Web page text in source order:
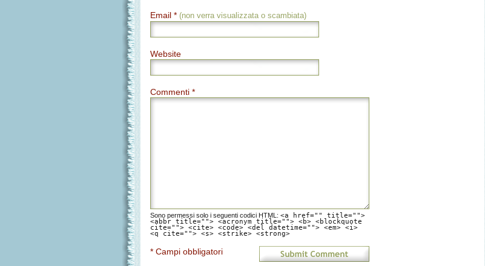
Email * (non verra visualizzata o scambiata)
Website
Commenti *
Sono permessi solo i seguenti codici HTML: <a href="" title="">
<abbr title=""> <acronym title=""> <b> <blockquote
cite=""> <cite> <code> <del datetime=""> <em> <i>
<q cite=""> <s> <strike> <strong>
* Campi obbligatori